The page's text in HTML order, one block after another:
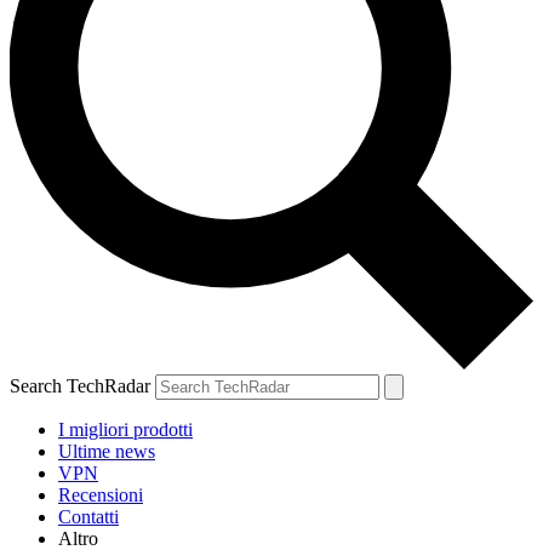
Search TechRadar
I migliori prodotti
Ultime news
VPN
Recensioni
Contatti
Altro